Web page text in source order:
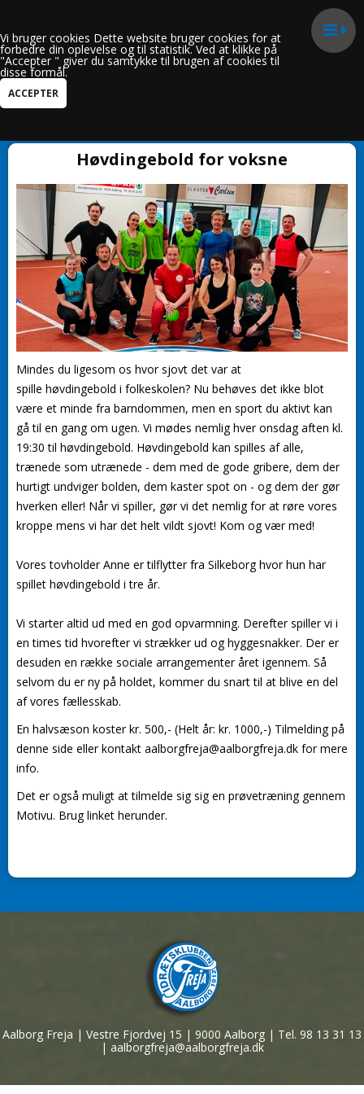
Høvdingebold for voksne
Mindes du ligesom os hvor sjovt det var at
spille høvdingebold i folkeskolen? Nu behøves det ikke blot
være et minde fra barndommen, men en sport du aktivt kan
gå til en gang om ugen. Vi mødes nemlig hver onsdag aften kl.
19:30 til høvdingebold. Høvdingebold kan spilles af alle,
trænede som utrænede - dem med de gode gribere, dem der
hurtigt undviger bolden, dem kaster spot on - og dem der gør
hverken eller! Når vi spiller, gør vi det nemlig for at røre vores
kroppe mens vi har det helt vildt sjovt! Kom og vær med!
Vores tovholder Anne er tilflytter fra Silkeborg hvor hun har
spillet høvdingebold i tre år.
Vi starter altid ud med en god opvarmning. Derefter spiller vi i
en times tid hvorefter vi strækker ud og hyggesnakker. Der er
desuden en række sociale arrangementer året igennem. Så
selvom du er ny på holdet, kommer du snart til at blive en del
af vores fællesskab.
En halvsæson koster kr. 500,- (Helt år: kr. 1000,-) Tilmelding på
denne side eller kontakt aalborgfreja@aalborgfreja.dk for mere
info.
Det er også muligt at tilmelde sig sig en prøvetræning gennem
Motivu. Brug linket herunder.
Aalborg Freja | Vestre Fjordvej 15 | 9000 Aalborg | Tel. 98 13 31 13
| aalborgfreja@aalborgfreja.dk
Vi bruger cookies Dette website bruger cookies for at
forbedre din oplevelse og til statistik. Ved at klikke på
"Accepter " giver du samtykke til brugen af cookies til
disse formål.